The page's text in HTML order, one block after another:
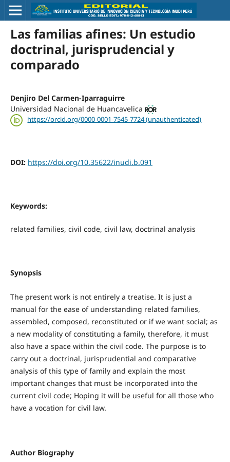
Las familias afines: Un estudio
doctrinal, jurisprudencial y
comparado
Denjiro Del Carmen-Iparraguirre
Universidad Nacional de Huancavelica
https://orcid.org/0000-0001-7545-7724 (unauthenticated)
DOI: https://doi.org/10.35622/inudi.b.091
Keywords:
related families, civil code, civil law, doctrinal analysis
Synopsis
The present work is not entirely a treatise. It is just a
manual for the ease of understanding related families,
assembled, composed, reconstituted or if we want social; as
a new modality of constituting a family, therefore, it must
also have a space within the civil code. The purpose is to
carry out a doctrinal, jurisprudential and comparative
analysis of this type of family and explain the most
important changes that must be incorporated into the
current civil code; Hoping it will be useful for all those who
have a vocation for civil law.
Author Biography